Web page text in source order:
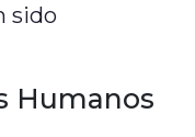
sido
Humanos